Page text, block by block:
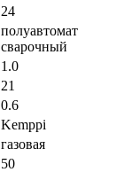
24
полуавтомат
сварочный
1.0
21
0.6
Kemppi
газовая
50